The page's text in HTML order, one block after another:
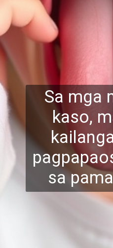
Sa mga
kaso,
sa